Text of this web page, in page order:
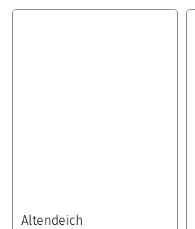
Altendeich